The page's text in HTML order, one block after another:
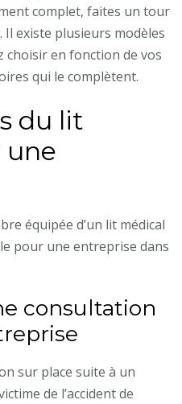
complet, faites un tour
. Il existe plusieurs modèles
choisir en fonction de vos
qui le complètent.
du lit
une
équipée d’un lit médical
pour une entreprise dans
consultation
sur place suite à un
de l’accident de